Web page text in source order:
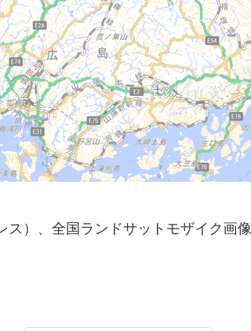
ス）、全国ランドサットモザイク画